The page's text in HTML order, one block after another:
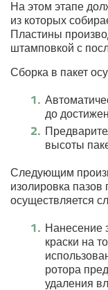
На этом этапе
из которых
Пластины
штамповкой с
Сборка в пакет
до
высоты
Следующим
изолировка пазов
осуществляется
Нанесение
краски на
ротора
удаления